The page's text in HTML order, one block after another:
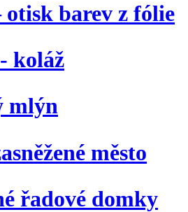
otisk barev z fólie
koláž
mlýn
město
řadové domky